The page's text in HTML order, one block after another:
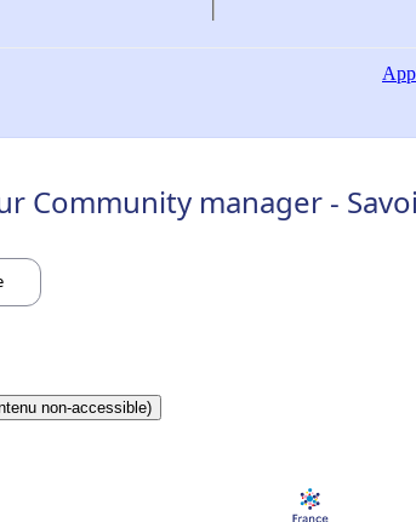
Community manager -
non-accessible)